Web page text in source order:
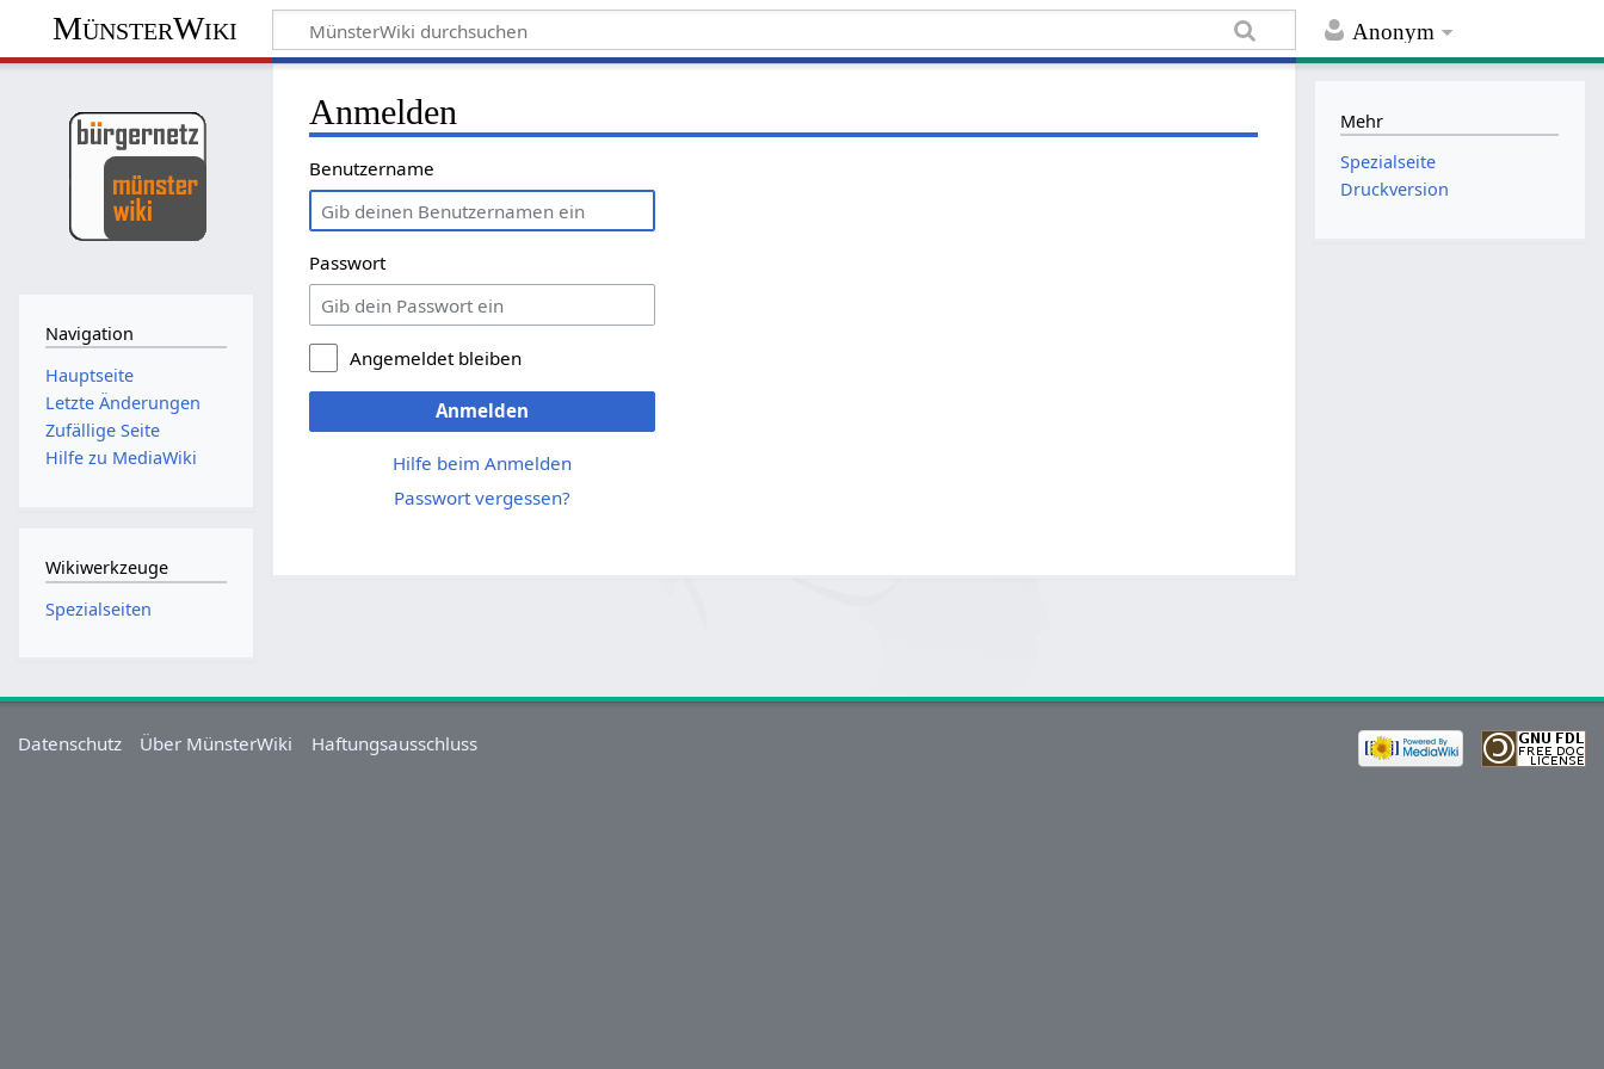
Anonym
MünsterWiki
Anmelden
Benutzername
Passwort
Angemeldet bleiben
Anmelden
Hilfe beim Anmelden
Passwort vergessen?
Navigation
Hauptseite
Letzte Änderungen
Zufällige Seite
Hilfe zu MediaWiki
Wikiwerkzeuge
Spezialseiten
Mehr
Spezialseite
Druckversion
Datenschutz Über MünsterWiki Haftungsausschluss